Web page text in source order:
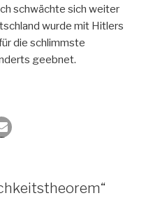
schwächte sich weiter
wurde mit Hitlers
die schlimmste
geebnet.